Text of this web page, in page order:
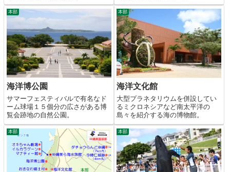
本部
海洋博公園
サマーフェスティバルで有名なド
ーム球場１５個分の広さがある博
覧会跡地の自然公園。
本部
海洋文化館
大型プラネタリウムを併設してい
るミクロネシアなど南太平洋の
島々を紹介する海の博物館。
本部 本部